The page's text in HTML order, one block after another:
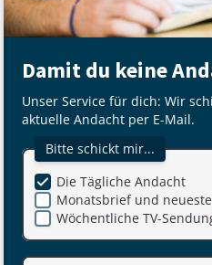
Damit du keine
Unser Service für dich: Wir
aktuelle Andacht per E-Mail.
Bitte schickt mir...
Monatsbrief und
Die Tägliche Andacht
Wöchentliche TV-